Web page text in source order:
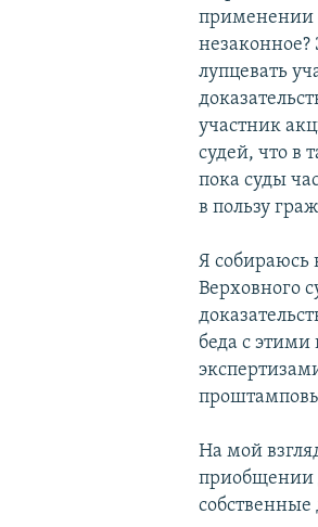
применении
незаконное?
лупцевать
участник
судей, что в
пока суды
в пользу
Я собираюсь
Верховного
беда с
На мой
приобщении
собственные